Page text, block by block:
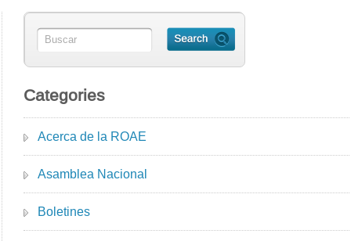
Categories
Acerca de la ROAE
Asamblea Nacional
Boletines